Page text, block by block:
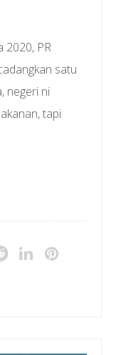
2020, PR
satu
negeri ni
tapi